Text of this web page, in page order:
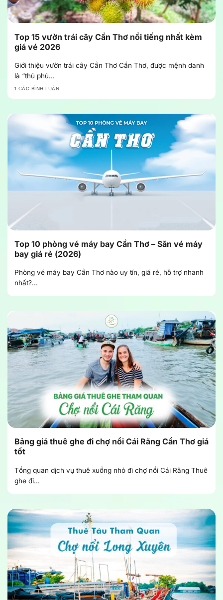
Top 15 vườn trái cây Cần Thơ nổi tiếng nhất kèm
giá vé 2026
Giới thiệu vườn trái cây Cần Thơ Cần Thơ, được mệnh danh
là “thủ phủ...
1 CÁC BÌNH LUẬN
Top 10 phòng vé máy bay Cần Thơ – Săn vé máy
bay giá rẻ (2026)
Phòng vé máy bay Cần Thơ nào uy tín, giá rẻ, hỗ trợ nhanh
nhất?...
Bảng giá thuê ghe đi chợ nổi Cái Răng Cần Thơ giá
tốt
Tổng quan dịch vụ thuê xuồng nhỏ đi chợ nổi Cái Răng Thuê
ghe đi...